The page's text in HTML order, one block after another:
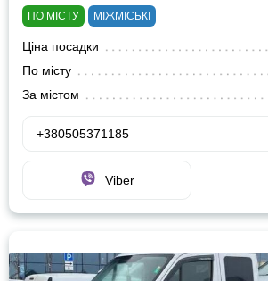
ПО МІСТУ МІЖМІСЬКІ
Ціна посадки
По місту
За містом
+380505371185
Viber